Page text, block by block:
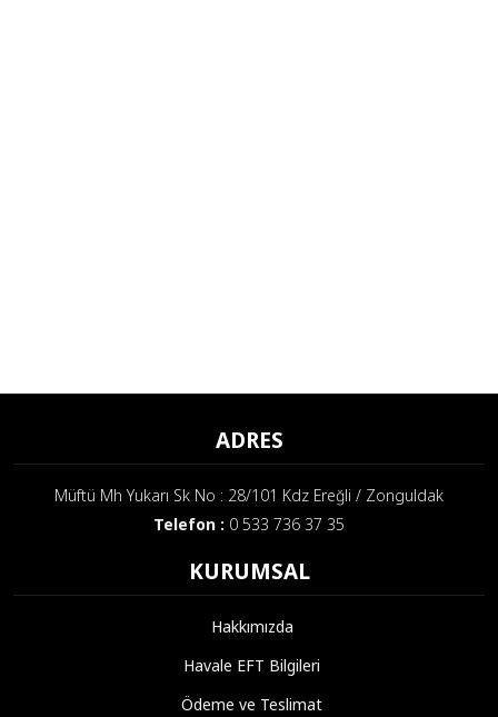
ADRES
Müftü Mh Yukarı Sk No : 28/101 Kdz Ereğli / Zonguldak
Telefon : 0 533 736 37 35
KURUMSAL
Hakkımızda
Havale EFT Bilgileri
Ödeme ve Teslimat